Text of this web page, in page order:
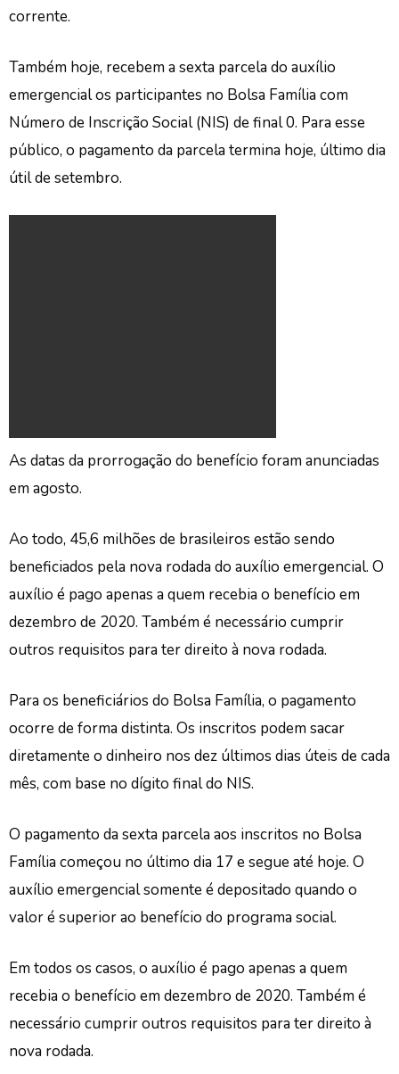
corrente.
Também hoje, recebem a sexta parcela do auxílio
emergencial os participantes no Bolsa Família com
Número de Inscrição Social (NIS) de final 0. Para esse
público, o pagamento da parcela termina hoje, último dia
útil de setembro.
As datas da prorrogação do benefício foram anunciadas
em agosto.
Ao todo, 45,6 milhões de brasileiros estão sendo
beneficiados pela nova rodada do auxílio emergencial. O
auxílio é pago apenas a quem recebia o benefício em
dezembro de 2020. Também é necessário cumprir
outros requisitos para ter direito à nova rodada.
Para os beneficiários do Bolsa Família, o pagamento
ocorre de forma distinta. Os inscritos podem sacar
diretamente o dinheiro nos dez últimos dias úteis de cada
mês, com base no dígito final do NIS.
O pagamento da sexta parcela aos inscritos no Bolsa
Família começou no último dia 17 e segue até hoje. O
auxílio emergencial somente é depositado quando o
valor é superior ao benefício do programa social.
Em todos os casos, o auxílio é pago apenas a quem
recebia o benefício em dezembro de 2020. Também é
necessário cumprir outros requisitos para ter direito à
nova rodada.